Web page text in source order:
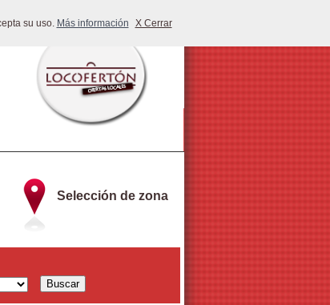
su uso. Más información X Cerrar
Selección de zona